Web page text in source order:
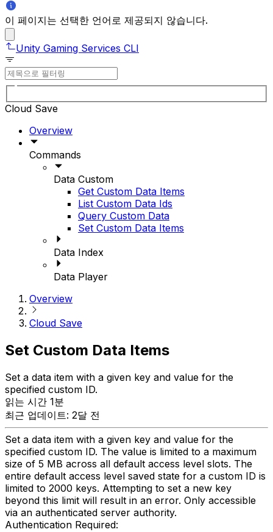
이 페이지는 선택한 언어로 제공되지 않습니다.
Unity Gaming Services CLI
Cloud Save
Overview
Commands
Data Custom
Get Custom Data Items
List Custom Data Ids
Query Custom Data
Set Custom Data Items
Data Index
Data Player
Overview
Cloud Save
Set Custom Data Items
Set a data item with a given key and value for the
specified custom ID.
읽는 시간 1분
최근 업데이트: 2달 전
Set a data item with a given key and value for the
specified custom ID. The value is limited to a maximum
size of 5 MB across all default access level slots. The
entire default access level saved state for a custom ID is
limited to 2000 keys. Attempting to set a new key
beyond this limit will result in an error. Only accessible
via an authenticated server authority.
Authentication Required: